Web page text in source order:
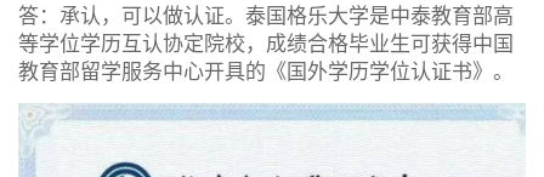
答：承认，可以做认证。泰国格乐大学是中泰教育部高
等学位学历互认协定院校，成绩合格毕业生可获得中国
教育部留学服务中心开具的《国外学历学位认证书》。